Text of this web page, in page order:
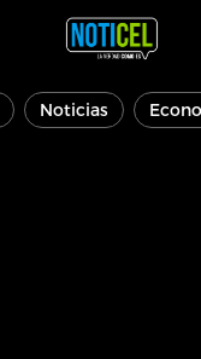
Noticias